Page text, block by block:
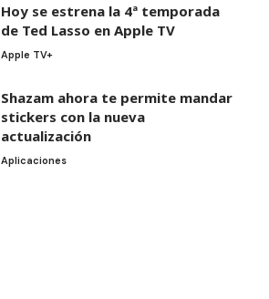
Hoy se estrena la 4ª temporada
de Ted Lasso en Apple TV
Apple TV+
Shazam ahora te permite mandar
stickers con la nueva
actualización
Aplicaciones